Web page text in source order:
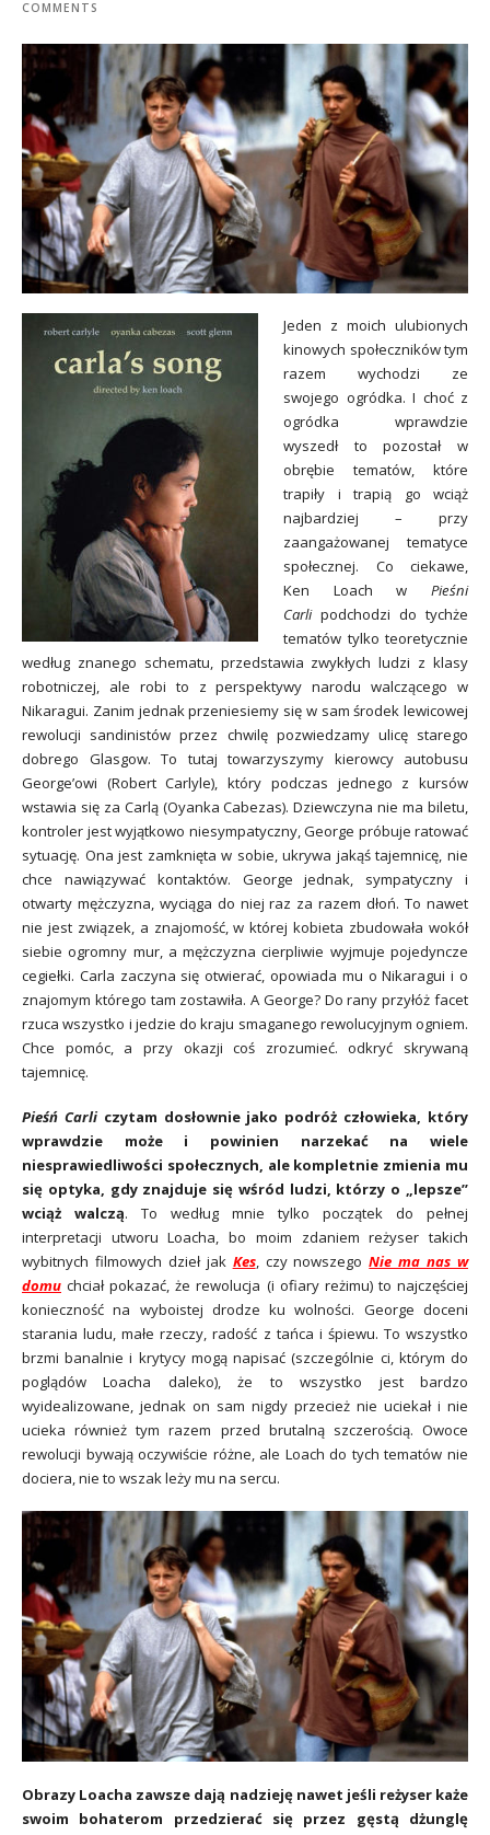
COMMENTS
Jeden z moich ulubionych
kinowych społeczników tym
razem wychodzi ze
swojego ogródka. I choć z
ogródka wprawdzie
wyszedł to pozostał w
obrębie tematów, które
trapiły i trapią go wciąż
najbardziej – przy
zaangażowanej tematyce
społecznej. Co ciekawe,
Ken Loach w Pieśni
Carlipodchodzi do tychże
tematów tylko teoretycznie
według znanego schematu, przedstawia zwykłych ludzi z klasy
robotniczej, ale robi to z perspektywy narodu walczącego w
Nikaragui. Zanim jednak przeniesiemy się w sam środek lewicowej
rewolucji sandinistów przez chwilę pozwiedzamy ulicę starego
dobrego Glasgow. To tutaj towarzyszymy kierowcy autobusu
George’owi (Robert Carlyle), który podczas jednego z kursów
wstawia się za Carlą (Oyanka Cabezas). Dziewczyna nie ma biletu,
kontroler jest wyjątkowo niesympatyczny, George próbuje ratować
sytuację. Ona jest zamknięta w sobie, ukrywa jakąś tajemnicę, nie
chce nawiązywać kontaktów. George jednak, sympatyczny i
otwarty mężczyzna, wyciąga do niej raz za razem dłoń. To nawet
nie jest związek, a znajomość, w której kobieta zbudowała wokół
siebie ogromny mur, a mężczyzna cierpliwie wyjmuje pojedyncze
cegiełki. Carla zaczyna się otwierać, opowiada mu o Nikaragui i o
znajomym którego tam zostawiła. A George? Do rany przyłóż facet
rzuca wszystko i jedzie do kraju smaganego rewolucyjnym ogniem.
Chce pomóc, a przy okazji coś zrozumieć. odkryć skrywaną
tajemnicę.
Pieśń Carliczytam dosłownie jako podróż człowieka, który
wprawdzie może i powinien narzekać na wiele
niesprawiedliwości społecznych, ale kompletnie zmienia mu
się optyka, gdy znajduje się wśród ludzi, którzy o „lepsze”
wciąż walczą. To według mnie tylko początek do pełnej
interpretacji utworu Loacha, bo moim zdaniem reżyser takich
wybitnych filmowych dzieł jak Kes, czy nowszegoNie ma nas w
domu chciał pokazać, że rewolucja (i ofiary reżimu) to najczęściej
konieczność na wyboistej drodze ku wolności. George doceni
starania ludu, małe rzeczy, radość z tańca i śpiewu. To wszystko
brzmi banalnie i krytycy mogą napisać (szczególnie ci, którym do
poglądów Loacha daleko), że to wszystko jest bardzo
wyidealizowane, jednak on sam nigdy przecież nie uciekał i nie
ucieka również tym razem przed brutalną szczerością. Owoce
rewolucji bywają oczywiście różne, ale Loach do tych tematów nie
dociera, nie to wszak leży mu na sercu.
Obrazy Loacha zawsze dają nadzieję nawet jeśli reżyser każe
swoim bohaterom przedzierać się przez gęstą dżunglę